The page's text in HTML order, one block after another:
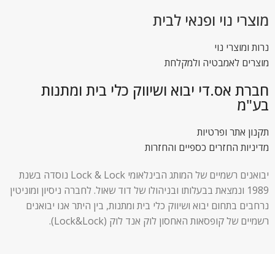
מוצרי נוי ופנאי לבית
נרות ומוצרי נוי
מוצרים לאמבטיה ולמקלחת
חברת אס.די יבוא ושיווק כלי בית ומתנות
בע"מ
תקנון אתר ופרטיות
מדיניות החזרים כספיים והחזרות
יבואנים רשמיים של המותג הבינלאומי Lock & Lock נוסדה בשנת
1989 ונמצאת בבעלותו ובניהולו של דוד שאול. לחברה ניסיון ומוניטין
נרחבים בתחום יבוא ושיווק כלי בית ומתנות, בין היתר אנו יבואנים
רשמיים של קופסאות האחסון לוק אנד לוק (Lock&Lock).